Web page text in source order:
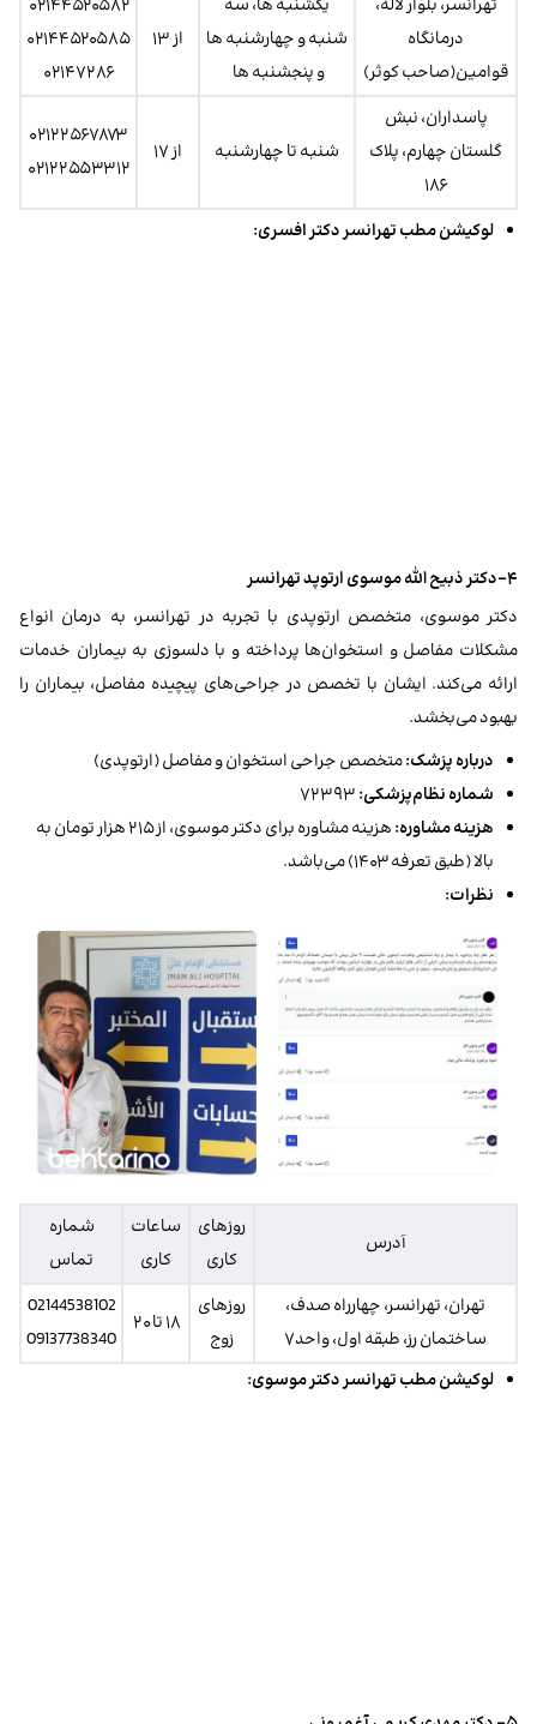
تهرانسر، بلوار لاله،
درمانگاه
قوامین(صاحب کوثر)
یکشنبه ها، سه
شنبه و چهارشنبه ها
و پنجشنبه ها
از ۱۳
۰۲۱۴۴۵۲۰۵۸۲
۰۲۱۴۴۵۲۰۵۸۵
۰۲۱۴۷۲۸۶
پاسداران، نبش
گلستان چهارم، پلاک
۱۸۶
شنبه تا چهارشنبه از ۱۷
۰۲۱۲۲۵۶۷۸۷۳
۰۲۱۲۲۵۵۳۳۱۲
لوکیشن مطب تهرانسر دکتر افسری:
۴-دکتر ذبیح الله موسوی ارتوپد تهرانسر
دکتر موسوی، متخصص ارتوپدی با تجربه در تهرانسر، به درمان انواع
مشکلات مفاصل و استخوان‌ها پرداخته و با دلسوزی به بیماران خدمات
ارائه می‌کند. ایشان با تخصص در جراحی‌های پیچیده مفاصل، بیماران را
بهبود می‌بخشد.
درباره پزشک:متخصص جراحی استخوان و مفاصل (ارتوپدی)
شماره نظام‌پزشکی:۷۲۳۹۳
هزینه مشاوره:
هزینه مشاوره برای دکتر موسوی، از ۲۱۵ هزار تومان به
بالا (طبق تعرفه ۱۴۰۳) می‌باشد.
نظرات:
آدرس
روز‌های
کاری
ساعات
کاری
شماره
تماس
تهران، تهرانسر، چهارراه صدف،
ساختمان رز، طبقه اول، واحد۷
روزهای
زوج
۱۸ تا ۲۰
02144538102
09137738340
لوکیشن مطب تهرانسر دکتر موسوی: